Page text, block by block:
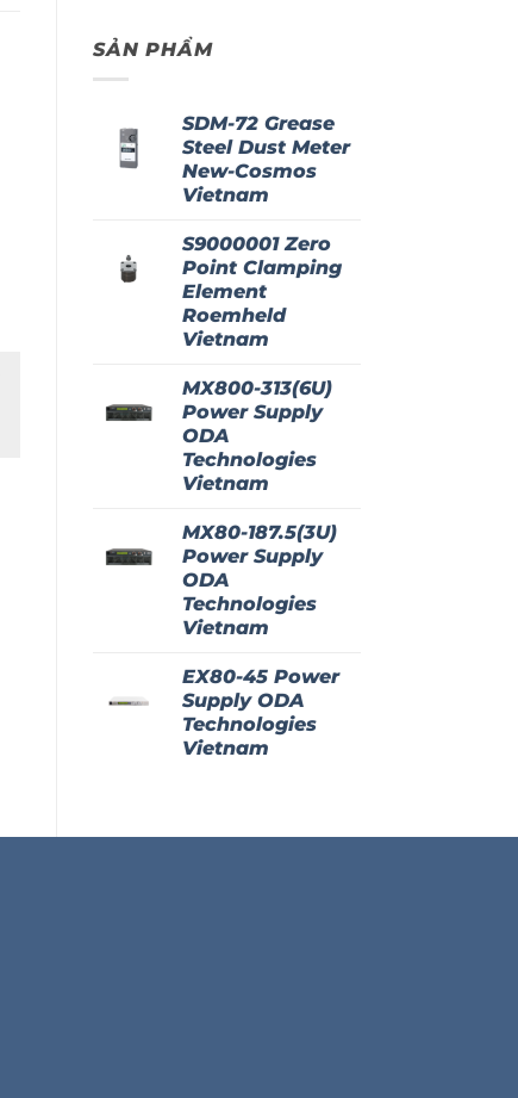
SẢN PHẨM
SDM-72 Grease
Steel Dust Meter
New-Cosmos
Vietnam
S9000001 Zero
Point Clamping
Element
Roemheld
Vietnam
MX800-313(6U)
Power Supply
ODA
Technologies
Vietnam
MX80-187.5(3U)
Power Supply
ODA
Technologies
Vietnam
EX80-45 Power
Supply ODA
Technologies
Vietnam
HD67056-B2-40 ADFwed
VIETNAM
EXP-PDP-ADV WEG